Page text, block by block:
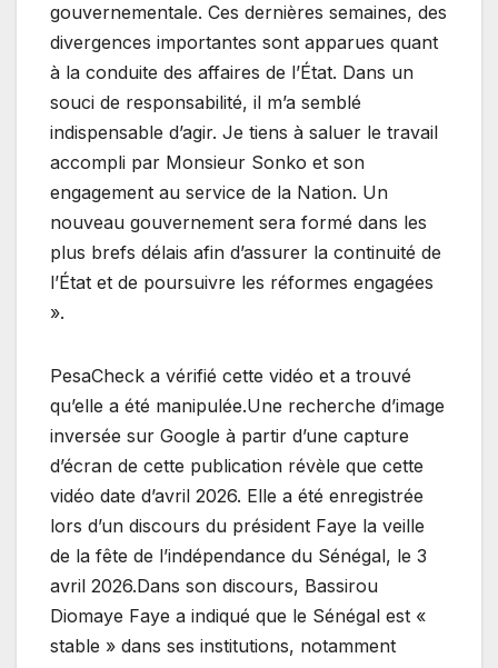
gouvernementale. Ces dernières semaines, des
divergences importantes sont apparues quant
à la conduite des affaires de l’État. Dans un
souci de responsabilité, il m’a semblé
indispensable d’agir. Je tiens à saluer le travail
accompli par Monsieur Sonko et son
engagement au service de la Nation. Un
nouveau gouvernement sera formé dans les
plus brefs délais afin d’assurer la continuité de
l’État et de poursuivre les réformes engagées
».
PesaCheck a vérifié cette vidéo et a trouvé
qu’elle a été manipulée.Une recherche d’image
inversée sur Google à partir d’une capture
d’écran de cette publication révèle que cette
vidéo date d’avril 2026. Elle a été enregistrée
lors d’un discours du président Faye la veille
de la fête de l’indépendance du Sénégal, le 3
avril 2026.Dans son discours, Bassirou
Diomaye Faye a indiqué que le Sénégal est «
stable » dans ses institutions, notamment